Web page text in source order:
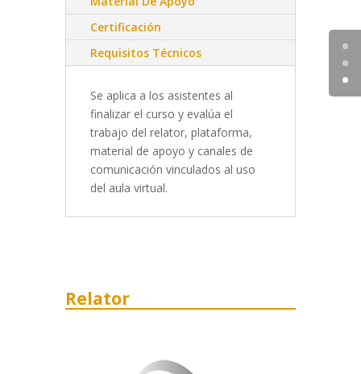
Certificación
Requisitos Técnicos
Se aplica a los asistentes al
finalizar el curso y evalúa el
trabajo del relator, plataforma,
material de apoyo y canales de
comunicación vinculados al uso
del aula virtual.
Relator